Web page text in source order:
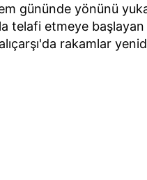
gününde yönünü
telafi etmeye
rakamlar